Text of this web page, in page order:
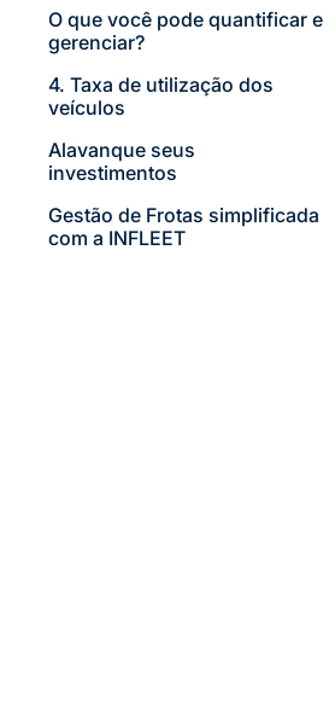
O que você pode quantificar e
gerenciar?
4. Taxa de utilização dos
veículos
Alavanque seus
investimentos
Gestão de Frotas simplificada
com a INFLEET